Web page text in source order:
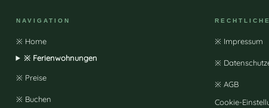
NAVIGATION
※ Home
※ Ferienwohnungen
※ Preise
※ Buchen
※ Impressum
※
※ AGB
Cookie-